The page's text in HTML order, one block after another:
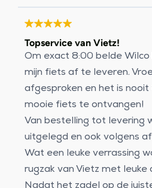
Topservice van Vietz!
Om exact 8:00 belde Wilco
mijn fiets af te leveren.
afgesproken en het is
mooie fiets te ontvangen!
Van bestelling tot levering
uitgelegd en ook volgens
Wat een leuke verrassing
rugzak van Vietz met leuke
Nadat het zadel op de